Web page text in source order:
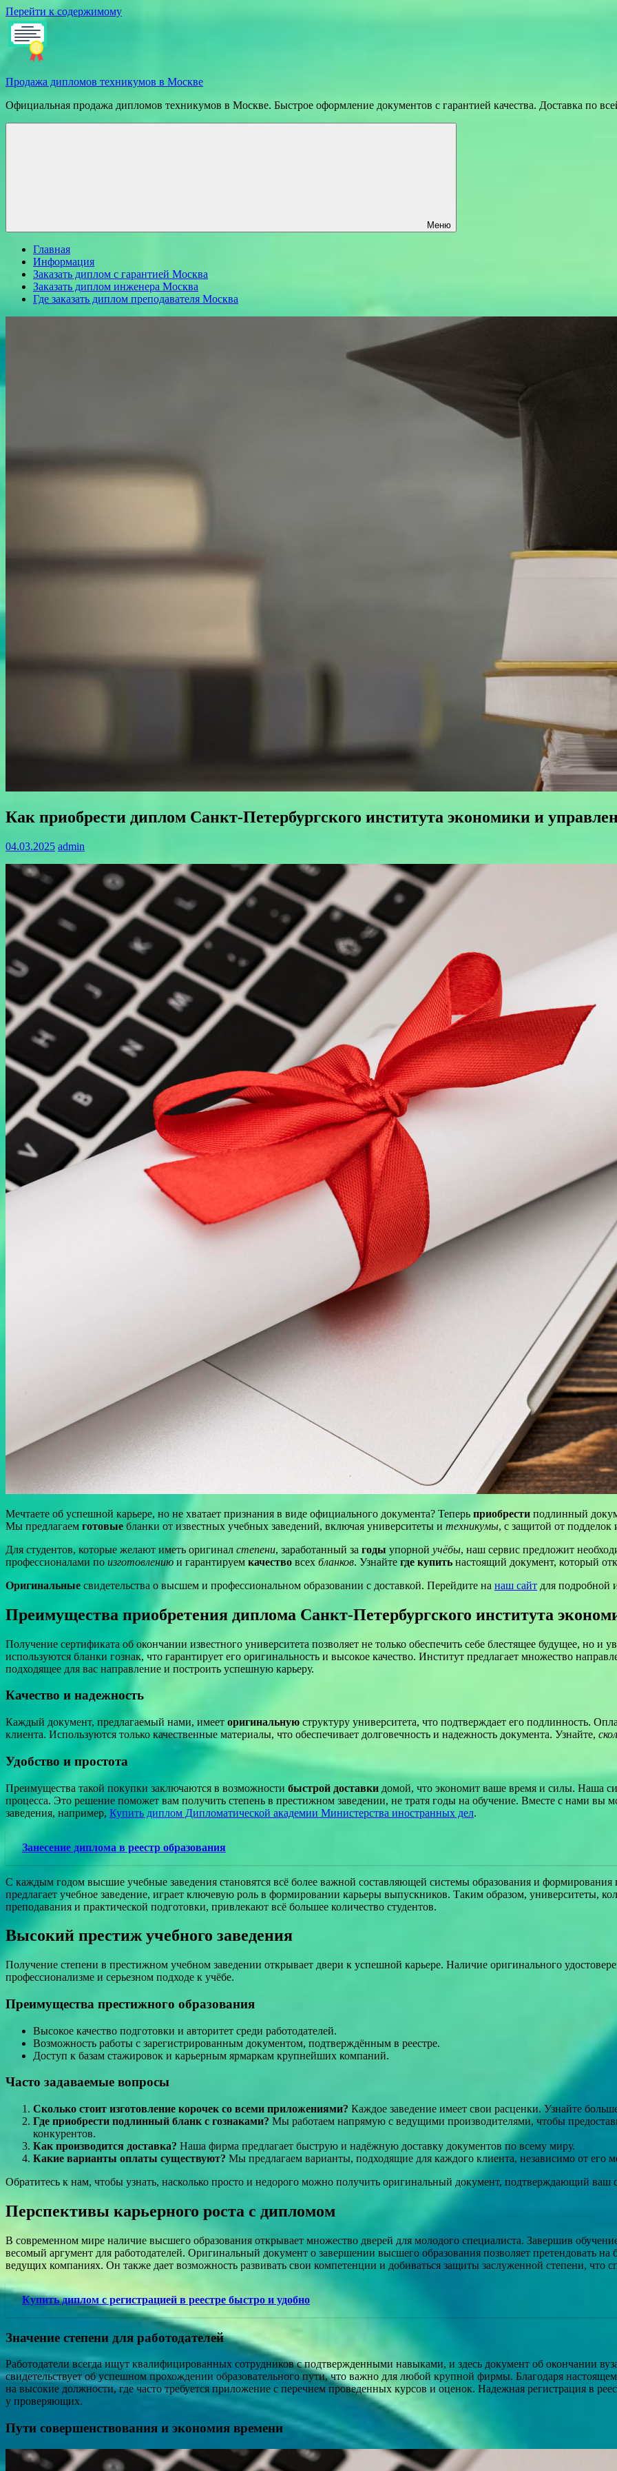
Перейти к содержимому
Продажа дипломов техникумов в Москве
Официальная продажа дипломов техникумов в Москве. Быстрое оформление документов с гарантией качества. Доставка по
Меню
Главная
Информация
Заказать диплом с гарантией Москва
Заказать диплом инженера Москва
Где заказать диплом преподавателя Москва
Как приобрести диплом Санкт-Петербургского института экономики и
04.03.2025 admin
Мечтаете об успешной карьере, но не хватает признания в виде официального документа? Теперь приобрести подлинный
Мы предлагаем готовые бланки от известных учебных заведений, включая университеты и техникумы, с защитой от подделок
Для студентов, которые желают иметь оригинал степени, заработанный за годы упорной учёбы, наш сервис предложит
профессионалами по изготовлению и гарантируем качество всех бланков. Узнайте где купить настоящий документ, который
Оригинальные свидетельства о высшем и профессиональном образовании с доставкой. Перейдите на наш сайт для
Преимущества приобретения диплома Санкт-Петербургского института
Получение сертификата об окончании известного университета позволяет не только обеспечить себе блестящее будущее, но и
используются бланки гознак, что гарантирует его оригинальность и высокое качество. Институт предлагает множество
подходящее для вас направление и построить успешную карьеру.
Качество и надежность
Каждый документ, предлагаемый нами, имеет оригинальную структуру университета, что подтверждает его подлинность.
клиента. Используются только качественные материалы, что обеспечивает долговечность и надежность документа. Узнайте,
Удобство и простота
Преимущества такой покупки заключаются в возможности быстрой доставки домой, что экономит ваше время и силы. Наша
процесса. Это решение поможет вам получить степень в престижном заведении, не тратя годы на обучение. Вместе с нами вы
заведения, например, Купить диплом Дипломатической академии Министерства иностранных дел.
Занесение диплома в реестр образования
С каждым годом высшие учебные заведения становятся всё более важной составляющей системы образования и
предлагает учебное заведение, играет ключевую роль в формировании карьеры выпускников. Таким образом, университеты,
преподавания и практической подготовки, привлекают всё большее количество студентов.
Высокий престиж учебного заведения
Получение степени в престижном учебном заведении открывает двери к успешной карьере. Наличие оригинального
профессионализме и серьезном подходе к учёбе.
Преимущества престижного образования
Высокое качество подготовки и авторитет среди работодателей.
Возможность работы с зарегистрированным документом, подтверждённым в реестре.
Доступ к базам стажировок и карьерным ярмаркам крупнейших компаний.
Часто задаваемые вопросы
Сколько стоит изготовление корочек со всеми приложениями? Каждое заведение имеет свои расценки. Узнайте
Где приобрести подлинный бланк с гознаками? Мы работаем напрямую с ведущими производителями, чтобы
конкурентов.
Как производится доставка? Наша фирма предлагает быструю и надёжную доставку документов по всему миру.
Какие варианты оплаты существуют? Мы предлагаем варианты, подходящие для каждого клиента, независимо от его
Обратитесь к нам, чтобы узнать, насколько просто и недорого можно получить оригинальный документ, подтверждающий ваш
Перспективы карьерного роста с дипломом
В современном мире наличие высшего образования открывает множество дверей для молодого специалиста. Завершив
весомый аргумент для работодателей. Оригинальный документ о завершении высшего образования позволяет претендовать
ведущих компаниях. Он также дает возможность развивать свои компетенции и добиваться защиты заслуженной степени, что
Купить диплом с регистрацией в реестре быстро и удобно
Значение степени для работодателей
Работодатели всегда ищут квалифицированных сотрудников с подтвержденными навыками, и здесь документ об окончании
свидетельствует об успешном прохождении образовательного пути, что важно для любой крупной фирмы. Благодаря
на высокие должности, где часто требуется приложение с перечнем проведенных курсов и оценок. Надежная регистрация в
у проверяющих.
Пути совершенствования и экономия времени